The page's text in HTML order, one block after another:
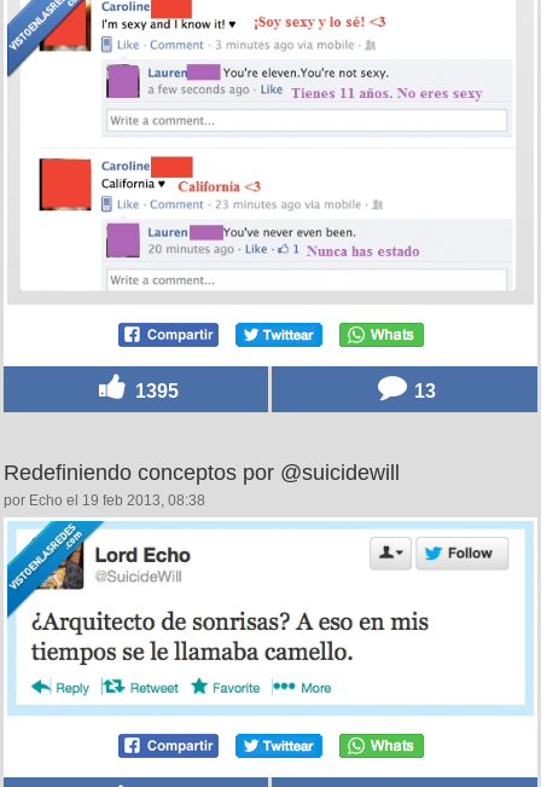
1395 13
Redefiniendo conceptos por @suicidewill
por Echo el 19 feb 2013, 08:38